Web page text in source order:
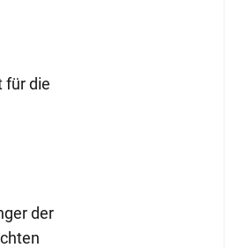
für die
der